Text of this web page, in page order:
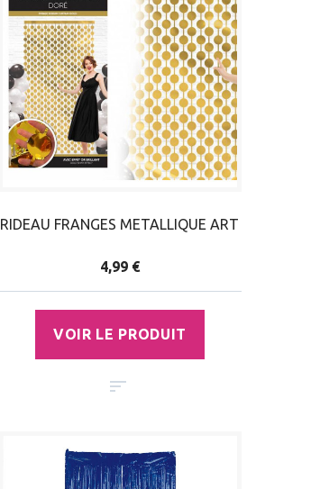
RIDEAU FRANGES METALLIQUE ART
4,99 €
VOIR LE PRODUIT